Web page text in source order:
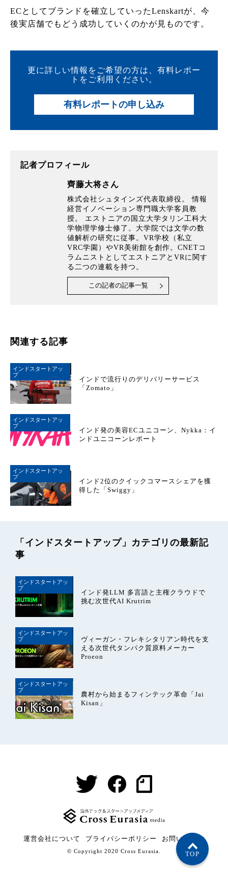
TOP
ECとしてブランドを確立していったLenskartが、今
後実店舗でもどう成功していくのかが見ものです。
更に詳しい情報をご希望の方は、有料レポー
トをご利用ください。
有料レポートの申し込み
記者プロフィール
齊藤大将さん
株式会社シュタインズ代表取締役。 情報
経営イノベーション専門職大学客員教
授。 エストニアの国立大学タリン工科大
学物理学修士修了。大学院では文学の数
値解析の研究に従事。VR学校（私立
VRC学園）やVR美術館を創作。CNETコ
ラムニストとしてエストニアとVRに関す
る二つの連載を持つ。
この記者の記事一覧
関連する記事
インドスタートアッ
プ
インドで流行りのデリバリーサービス
「Zomato」
インドスタートアッ
プ
インド発の美容ECユニコーン、Nykka：イ
ンドユニコーンレポート
インドスタートアッ
プ
インド2位のクイックコマースシェアを獲
得した「Swiggy」
「インドスタートアップ」カテゴリの最新記
事
インドスタートアッ
プ
インド発LLM 多言語と主権クラウドで
挑む次世代AI Krutrim
インドスタートアッ
プ
ヴィーガン・フレキシタリアン時代を支
える次世代タンパク質原料メーカー
Proeon
インドスタートアッ
プ
農村から始まるフィンテック革命「Jai
Kisan」
運営会社について プライバシーポリシー お問い合わせ
© Copyright 2020 Cross Eurasia.